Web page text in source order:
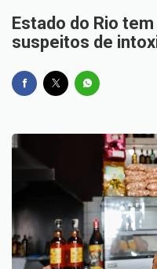
Estado do Rio
suspeitos de